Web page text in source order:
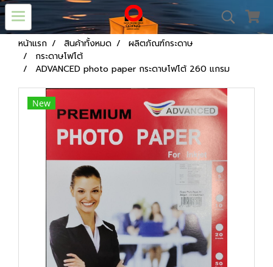
หน้าแรก สินค้าทั้งหมด
ผลิตภัณฑ์กระดาษ
กระดาษโฟโต้
ADVANCED photo paper กระดาษโฟโต้ 260 แกรม
New